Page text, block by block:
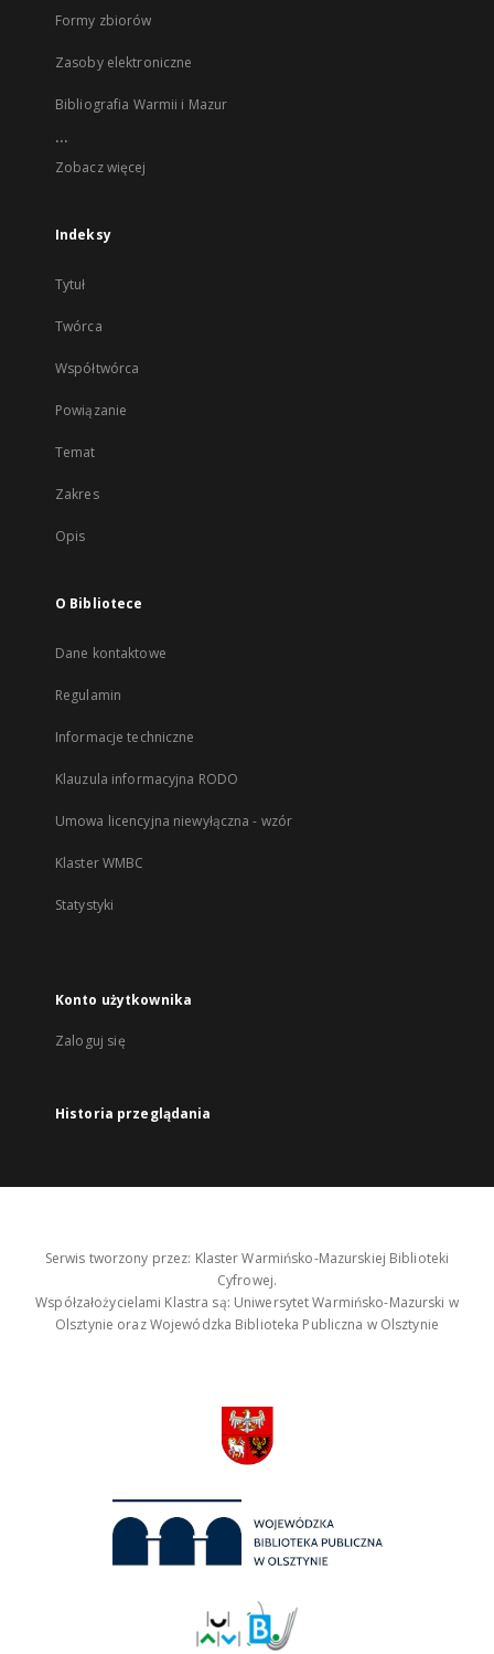
Formy zbiorów
Zasoby elektroniczne
Bibliografia Warmii i Mazur
...
Zobacz więcej
Indeksy
Tytuł
Twórca
Współtwórca
Powiązanie
Temat
Zakres
Opis
O Bibliotece
Dane kontaktowe
Regulamin
Informacje techniczne
Klauzula informacyjna RODO
Umowa licencyjna niewyłączna - wzór
Klaster WMBC
Statystyki
Konto użytkownika
Zaloguj się
Historia przeglądania
Serwis tworzony przez: Klaster Warmińsko-Mazurskiej Biblioteki
Cyfrowej.
Współzałożycielami Klastra są: Uniwersytet Warmińsko-Mazurski w
Olsztynie oraz Wojewódzka Biblioteka Publiczna w Olsztynie